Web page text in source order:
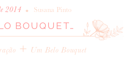
INICIO
BLOG
2014 • Susana Pinto
BOUQUET…
+ Um Belo Bouquet